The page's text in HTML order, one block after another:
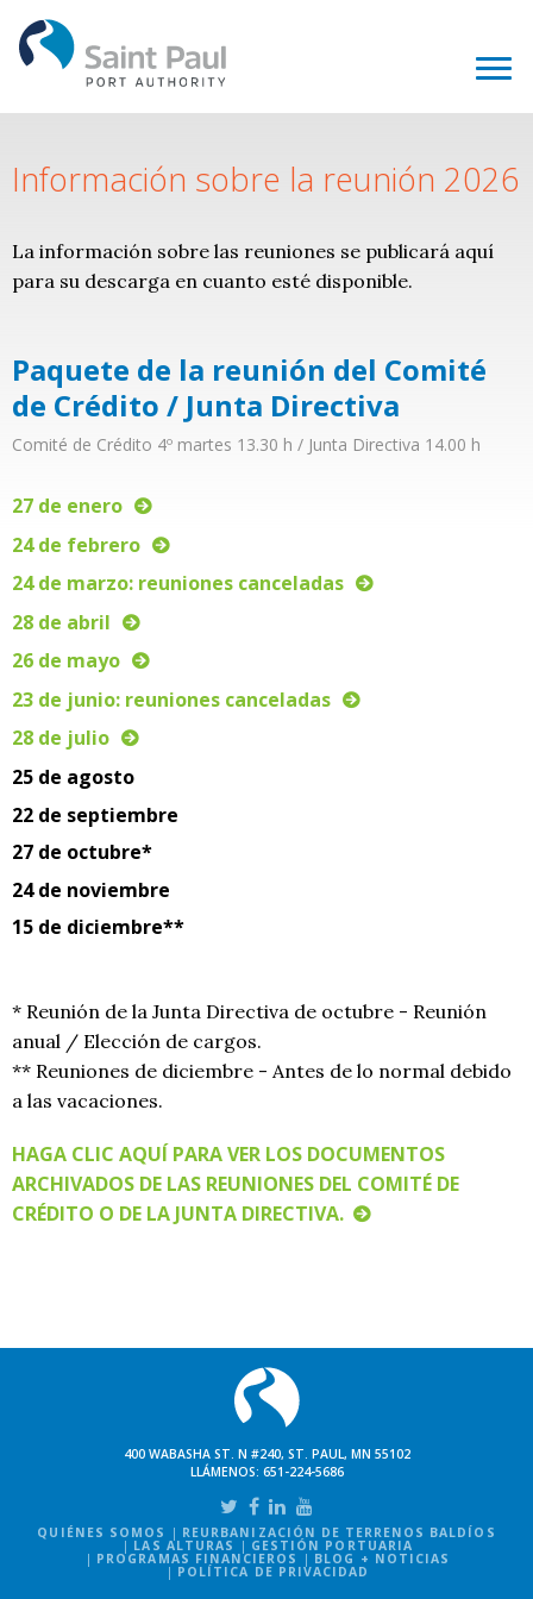
Información sobre la reunión 2026
La información sobre las reuniones se publicará aquí
para su descarga en cuanto esté disponible.
Paquete de la reunión del Comité
de Crédito / Junta Directiva
Comité de Crédito 4º martes 13.30 h / Junta Directiva 14.00 h
27 de enero
24 de febrero
24 de marzo: reuniones canceladas
28 de abril
26 de mayo
23 de junio: reuniones canceladas
28 de julio
25 de agosto
22 de septiembre
27 de octubre*
24 de noviembre
15 de diciembre**
* Reunión de la Junta Directiva de octubre - Reunión
anual / Elección de cargos.
** Reuniones de diciembre - Antes de lo normal debido
a las vacaciones.
HAGA CLIC AQUÍ PARA VER LOS DOCUMENTOS
ARCHIVADOS DE LAS REUNIONES DEL COMITÉ DE
CRÉDITO O DE LA JUNTA DIRECTIVA.
400 WABASHA ST. N #240, ST. PAUL, MN 55102
LLÁMENOS: 651-224-5686
QUIÉNES SOMOS REURBANIZACIÓN DE TERRENOS BALDÍOS
LAS ALTURAS GESTIÓN PORTUARIA
PROGRAMAS FINANCIEROS BLOG + NOTICIAS
POLÍTICA DE PRIVACIDAD